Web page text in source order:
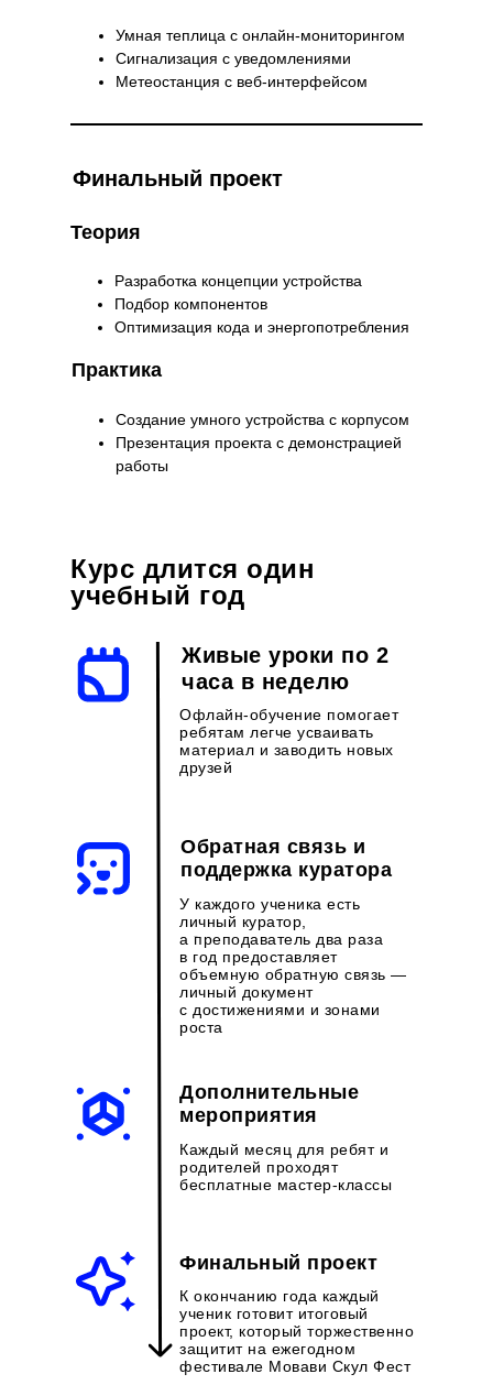
Умная теплица с онлайн-мониторингом
Сигнализация с уведомлениями
Метеостанция с веб-интерфейсом
Практика
Теория
Создание умного устройства с корпусом
Презентация проекта с демонстрацией
работы
Разработка концепции устройства
Подбор компонентов
Оптимизация кода и энергопотребления
Финальный проект
Живые уроки по 2
часа в неделю
Обратная связь и
поддержка куратора
Дополнительные
мероприятия
Финальный проект
Офлайн-обучение помогает
ребятам легче усваивать
материал и заводить новых
друзей
У каждого ученика есть
личный куратор,
а преподаватель два раза
в год предоставляет
объемную обратную связь —
личный документ
с достижениями и зонами
роста
К окончанию года каждый
ученик готовит итоговый
проект, который торжественно
защитит на ежегодном
фестивале Мовави Скул Фест
Курс длится один
учебный год
Каждый месяц для ребят и
родителей проходят
бесплатные мастер-классы